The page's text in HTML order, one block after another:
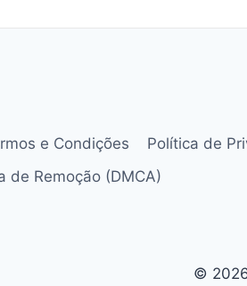
e Condições
Política de
de Remoção (DMCA)
©